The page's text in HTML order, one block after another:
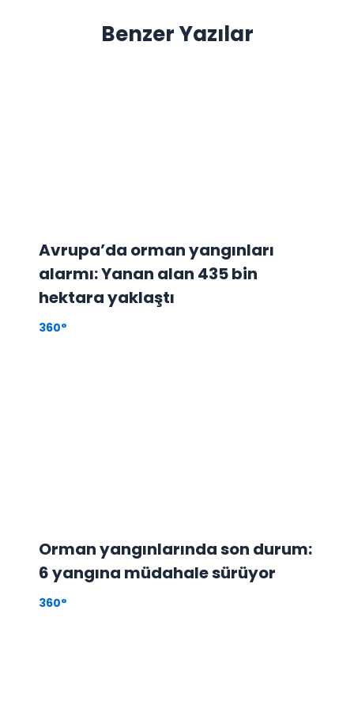
Benzer Yazılar
Avrupa’da orman yangınları
alarmı: Yanan alan 435 bin
hektara yaklaştı
360°
Orman yangınlarında son durum:
6 yangına müdahale sürüyor
360°